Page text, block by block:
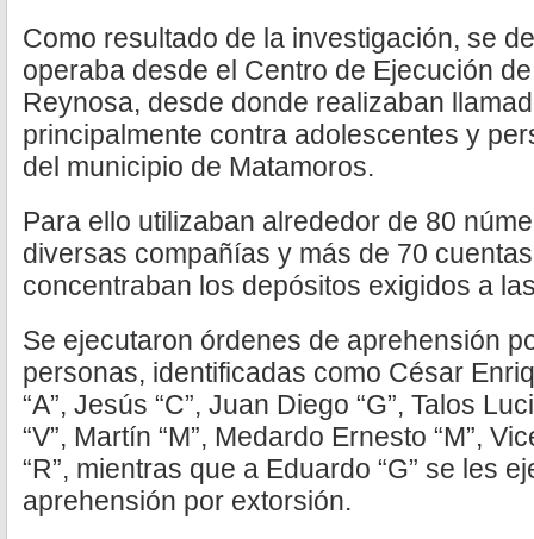
Como resultado de la investigación, se
operaba desde el Centro de Ejecución
Reynosa, desde donde realizaban
principalmente contra adolescentes y
del municipio de Matamoros.
Para ello utilizaban alrededor de 80
diversas compañías y más de 70
concentraban los depósitos exigidos a
Se ejecutaron órdenes de aprehensión
personas, identificadas como César
“A”, Jesús “C”, Juan Diego “G”, Talos
“V”, Martín “M”, Medardo Ernesto “M”,
“R”, mientras que a Eduardo “G” se les
aprehensión por extorsión.